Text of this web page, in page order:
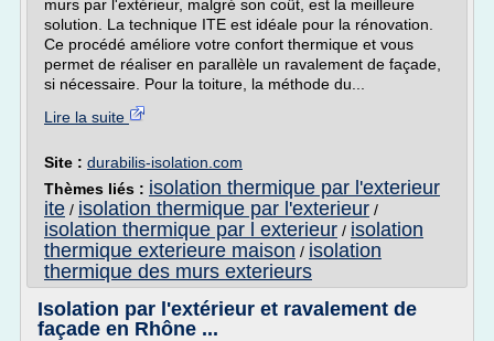
murs par l'extérieur, malgré son coût, est la meilleure
solution. La technique ITE est idéale pour la rénovation.
Ce procédé améliore votre confort thermique et vous
permet de réaliser en parallèle un ravalement de façade,
si nécessaire. Pour la toiture, la méthode du...
Lire la suite
Site : durabilis-isolation.com
Thèmes liés : isolation thermique par l'exterieur
ite / isolation thermique par l'exterieur /
isolation thermique par l exterieur / isolation
thermique exterieure maison / isolation
thermique des murs exterieurs
Isolation par l'extérieur et ravalement de
façade en Rhône ...